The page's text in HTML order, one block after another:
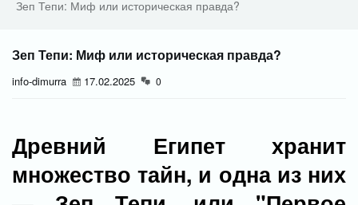
Зеп Тепи: Миф или историческая правда?
Зеп Тепи: Миф или историческая правда?
info-dimurra 17.02.2025 0
Древний Египет хранит
множество тайн, и одна из них